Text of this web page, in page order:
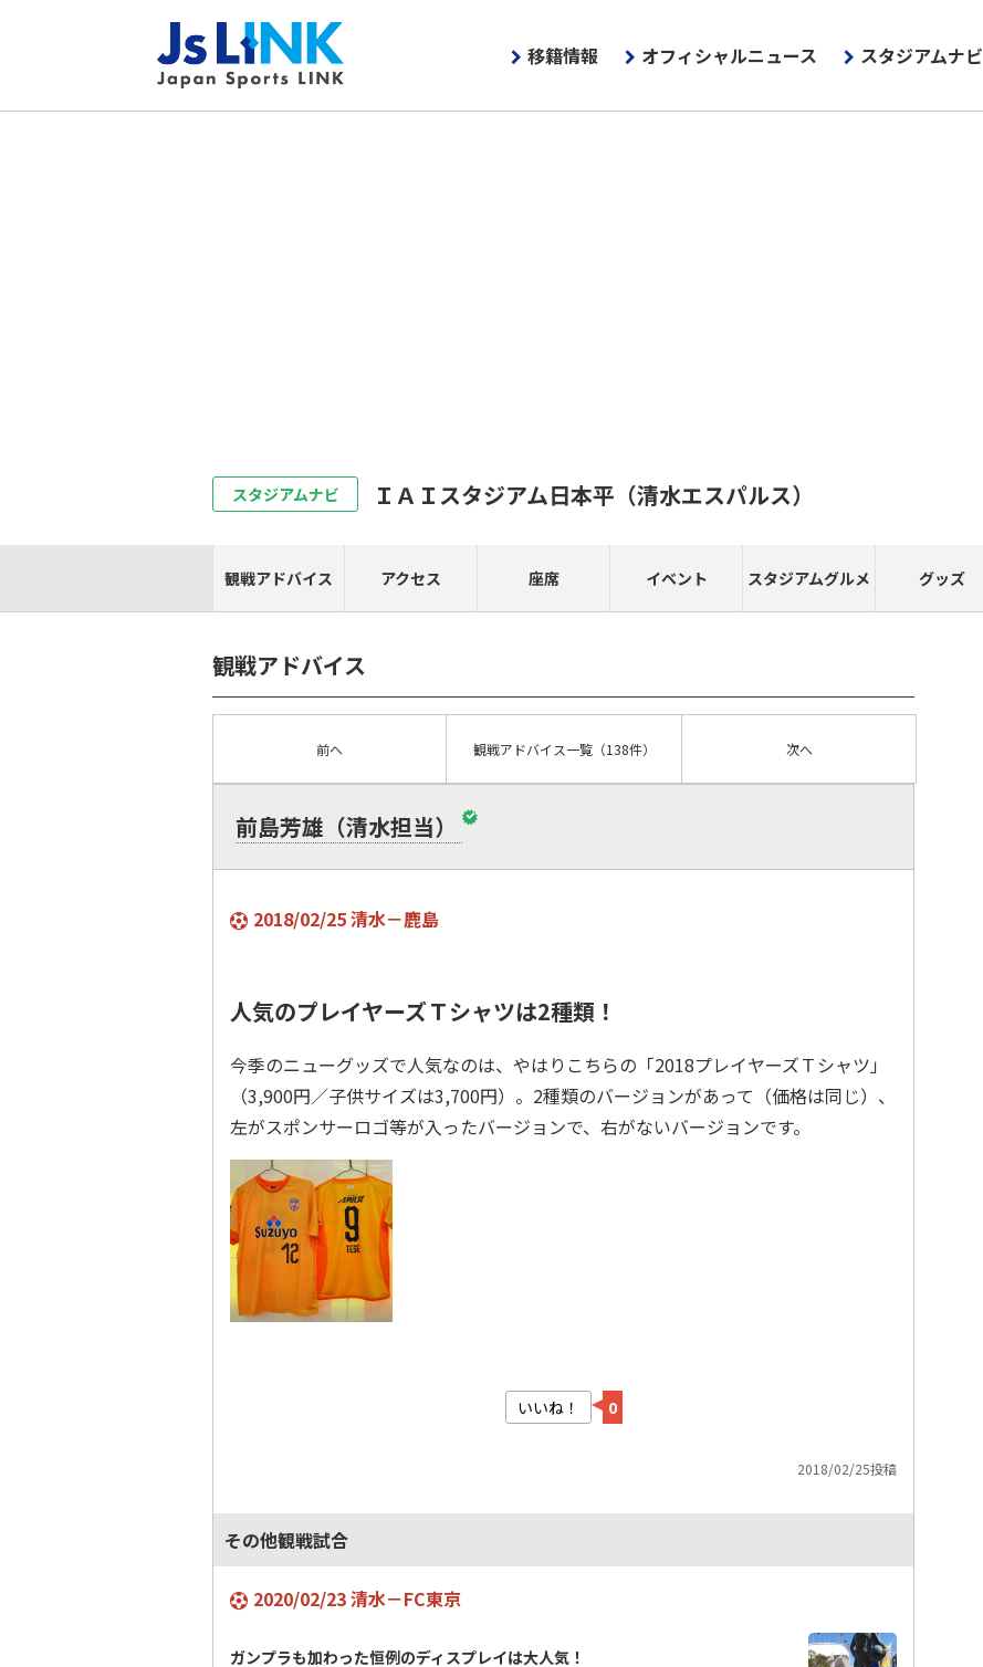
移籍情報 オフィシャルニュース スタジアムナビ
スタジアムナビ ＩＡＩスタジアム日本平 （清水エスパルス）
観戦アドバイス アクセス 座席 イベント スタジアムグルメ グッズ
観戦アドバイス
前へ 観戦アドバイス一覧（138件） 次へ
前島芳雄（清水担当）
2018/02/25 清水－鹿島
人気のプレイヤーズＴシャツは2種類！
今季のニューグッズで人気なのは、やはりこちらの「2018プレイヤーズＴシャツ」
（3,900円／子供サイズは3,700円）。2種類のバージョンがあって（価格は同じ）、
左がスポンサーロゴ等が入ったバージョンで、右がないバージョンです。
いいね！ 0
2018/02/25投稿
その他観戦試合
2020/02/23 清水－FC東京
ガンプラも加わった恒例のディスプレイは大人気！